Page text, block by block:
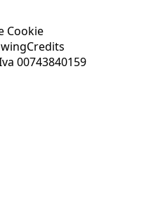
Cookie
Credits
00743840159